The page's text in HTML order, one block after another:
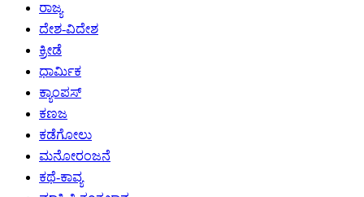
ರಾಜ್ಯ
ದೇಶ-ವಿದೇಶ
ಕ್ರೀಡೆ
ಧಾರ್ಮಿಕ
ಕ್ಯಾಂಪಸ್
ಕಣಜ
ಕಡೆಗೋಲು
ಮನೋರಂಜನೆ
ಕಥೆ-ಕಾವ್ಯ